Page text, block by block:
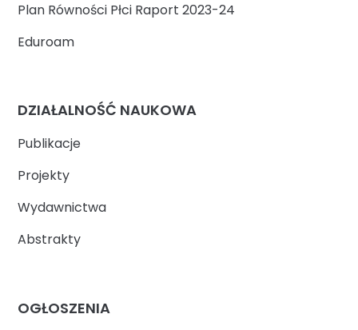
Plan Równości Płci Raport 2023-24
Eduroam
DZIAŁALNOŚĆ NAUKOWA
Publikacje
Projekty
Wydawnictwa
Abstrakty
OGŁOSZENIA